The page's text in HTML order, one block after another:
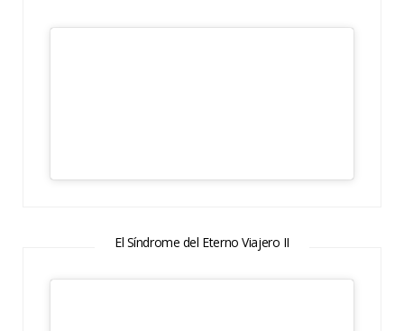
El Síndrome del Eterno Viajero II